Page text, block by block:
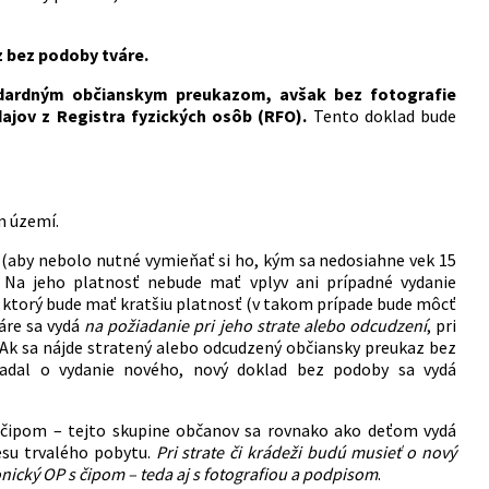
podoby tváre.
občianskym preukazom, avšak bez fotografie
z Registra fyzických osôb (RFO). Tento doklad bude
území.
nebolo nutné vymieňať si ho, kým sa nedosiahne vek 15
jeho platnosť nebude mať vplyv ani prípadné vydanie
bude mať kratšiu platnosť (v takom prípade bude môcť
sa vydá na požiadanie pri jeho strate alebo odcudzení, pri
sa nájde stratený alebo odcudzený občiansky preukaz bez
o vydanie nového, nový doklad bez podoby sa vydá
– tejto skupine občanov sa rovnako ako deťom vydá
trvalého pobytu. Pri strate či krádeži budú musieť o nový
OP s čipom – teda aj s fotografiou a podpisom.